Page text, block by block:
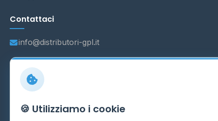
Contattaci
info@distributori-gpl.it
© 2026 - Distributori di GPL -
P.IVA 03859300364
🍪 Utilizziamo i cookie